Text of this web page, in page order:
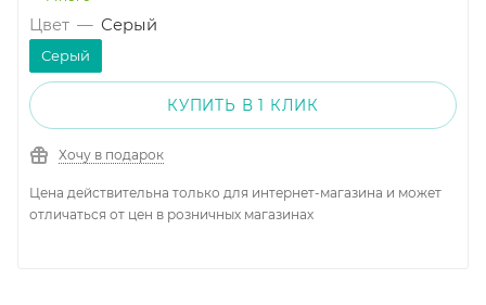
Цвет — Серый
Серый
КУПИТЬ В 1 КЛИК
Хочу в подарок
Цена действительна только для интернет-магазина и может
отличаться от цен в розничных магазинах